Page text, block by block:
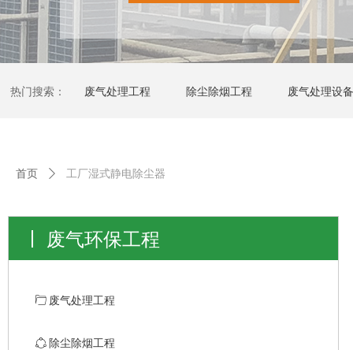
首页 ꄲ 工厂湿式静电除尘器
ꄁ 废气处理工程
ꁢ 除尘除烟工程
废气环保工程
热门搜索： 废气处理工程 除尘除烟工程 废气处理设